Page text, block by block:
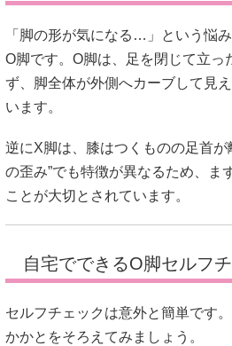
「脚の形が気になる…」という悩
O脚です。O脚は、足を閉じて立っ
ず、脚全体が外側へカーブして見
います。
逆にX脚は、膝はつくものの足首が
の歪み”でも特徴が異なるため、ま
ことが大切とされています。
自宅でできるO脚セルフ
セルフチェックは意外と簡単です
かかとをそろえてみましょう。